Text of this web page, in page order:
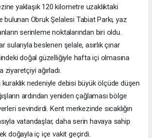
yaklaşık 120 kilometre uzaklıktaki
bulunan Obruk Şelalesi Tabiat Parkı, yaz
serinleme noktalarından biri oldu.
sularıyla beslenen şelale, asırlık çınar
doğal güzelliğiyle hafta içi olmasına
ağırladı.
kuraklık nedeniyle debisi büyük ölçüde düşen
ardından yeniden çağlaması bölge
sevindirdi. Kent merkezinde sıcaklığın
vatandaşlar, daha serin havaya sahip
doğayla iç içe vakit geçirdi.